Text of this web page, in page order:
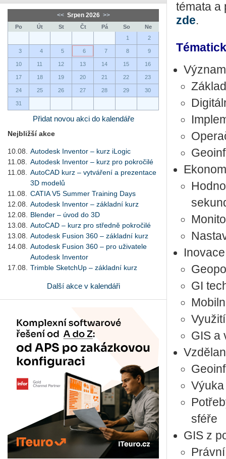
<< Srpen 2026 >>
Po Út St Čt Pá So
Ne
1
2
3 4 5 6 7 8 9
10 11 12 13 14 15 16
17 18 19 20 21 22 23
24 25 26 27 28 29 30
31
Přidat novou akci do kalendáře
Nejbližší akce
10.08.
Autodesk Inventor – kurz iLogic
11.08.
Autodesk Inventor – kurz pro pokročilé
11.08.
AutoCAD kurz – vytváření a prezentace
3D modelů
11.08.
CATIA V5 Summer Training Days
12.08.
Autodesk Inventor – základní kurz
12.08.
Blender – úvod do 3D
13.08.
AutoCAD – kurz pro středně pokročilé
13.08.
Autodesk Fusion 360 – základní kurz
14.08.
Autodesk Fusion 360 – pro uživatele
Autodesk Inventor
17.08.
Trimble SketchUp – základní kurz
Další akce v kalendáři
témata a
zde.
GI
GIS a
sféře
GIS z